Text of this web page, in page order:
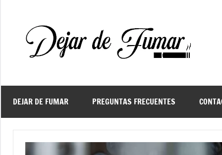
contenido
de
DEJAR DE FUMAR PREGUNTAS FRECUENTES